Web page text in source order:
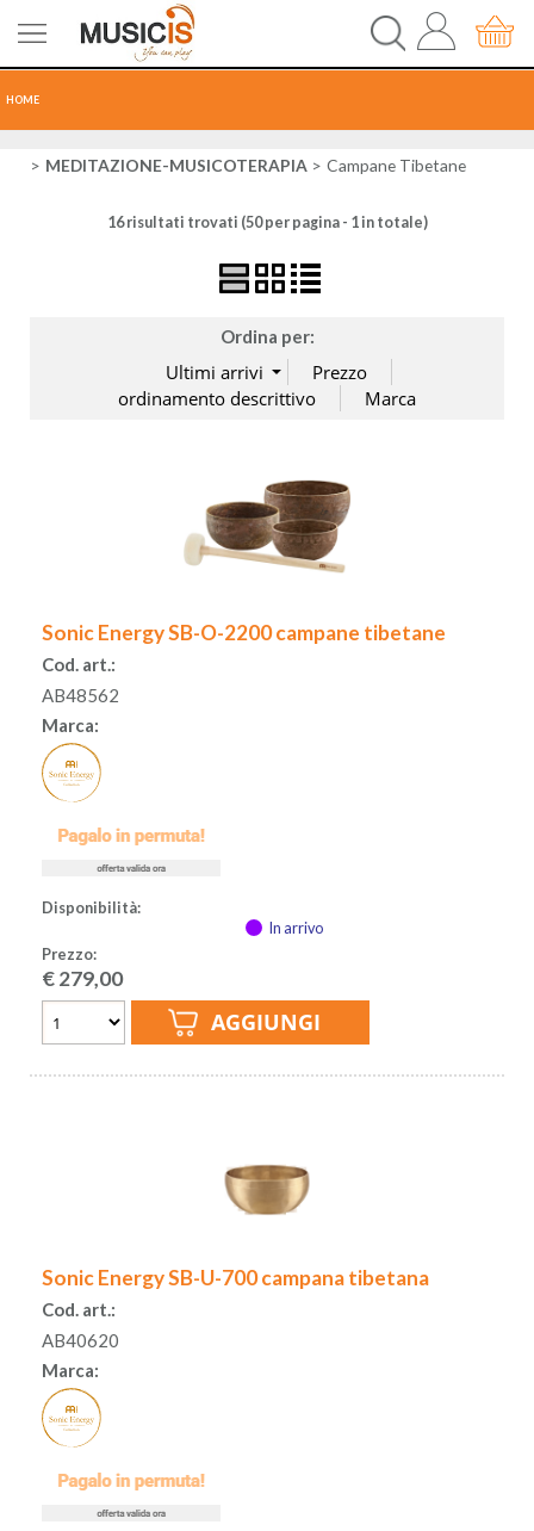
HOME
CHITARRE
USATO
MEDITAZIONE-MUSICOTERAPIA Campane Tibetane
16 risultati trovati (50 per pagina - 1 in totale)
Ordina per:
Sonic Energy SB-O-2200 campane tibetane
Cod. art.:
AB48562
Marca:
Disponibilità:
In arrivo
Prezzo:
€279,00
Sonic Energy SB-U-700 campana tibetana
Cod. art.:
AB40620
Marca: